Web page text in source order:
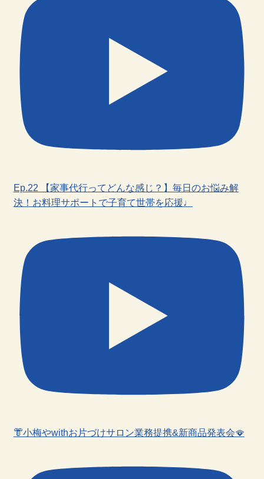
Ep.22 【家事代行ってどんな感じ？】毎日のお悩み解
決！お料理サポートで子育て世帯を応援♩
👘小梅やwithお片づけサロン業務提携&新商品発表会🪭